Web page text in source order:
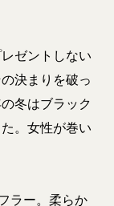
ゼントしない
決まりを破っ
冬はブラック
。女性が巻い
ラー。柔らか